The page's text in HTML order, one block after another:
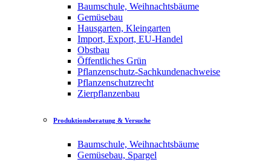
Baumschule, Weihnachtsbäume
Gemüsebau
Hausgarten, Kleingarten
Import, Export, EU-Handel
Obstbau
Öffentliches Grün
Pflanzenschutz-Sachkundenachweise
Pflanzenschutzrecht
Zierpflanzenbau
Produktionsberatung & Versuche
Baumschule, Weihnachtsbäume
Gemüsebau, Spargel